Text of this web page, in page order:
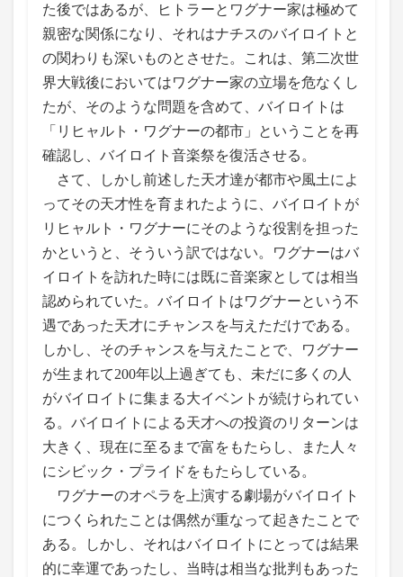
た後ではあるが、ヒトラーとワグナー家は極めて
親密な関係になり、それはナチスのバイロイトと
の関わりも深いものとさせた。これは、第二次世
界大戦後においてはワグナー家の立場を危なくし
たが、そのような問題を含めて、バイロイトは
「リヒャルト・ワグナーの都市」ということを再
確認し、バイロイト音楽祭を復活させる。
さて、しかし前述した天才達が都市や風土によ
ってその天才性を育まれたように、バイロイトが
リヒャルト・ワグナーにそのような役割を担った
かというと、そういう訳ではない。ワグナーはバ
イロイトを訪れた時には既に音楽家としては相当
認められていた。バイロイトはワグナーという不
遇であった天才にチャンスを与えただけである。
しかし、そのチャンスを与えたことで、ワグナー
が生まれて200年以上過ぎても、未だに多くの人
がバイロイトに集まる大イベントが続けられてい
る。バイロイトによる天才への投資のリターンは
大きく、現在に至るまで富をもたらし、また人々
にシビック・プライドをもたらしている。
ワグナーのオペラを上演する劇場がバイロイト
につくられたことは偶然が重なって起きたことで
ある。しかし、それはバイロイトにとっては結果
的に幸運であったし、当時は相当な批判もあった